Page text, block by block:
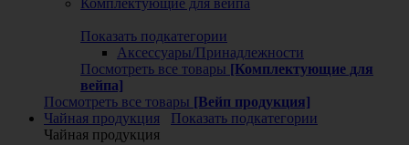
Показать подкатегории
Аксессуары/Принадлежности
Посмотреть все товары [Комплектующие для
вейпа]
Посмотреть все товары [Вейп продукция]
Чайная продукция
Показать подкатегории
Чайная продукция